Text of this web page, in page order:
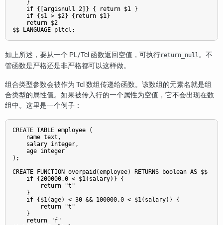
    }
    if {[argisnull 2]} { return $1 }
    if {$1 > $2} {return $1}
    return $2
如上所述，要从一个 PL/Tcl 函数返回空值，可执行return_null 。不
管函数是严格还是非严格都可以这样做。
组合类型参数会被作为 Tcl 数组传递给函数。该数组的元素名就是组
合类型的属性值。如果被传入行的一个属性为空值，它不会出现在数
组中。这里是一个例子：
CREATE TABLE employee (
    name text,
    salary integer,
    age integer
);
CREATE FUNCTION overpaid(employee) RETURNS boolean AS $$
    if {200000.0 < $1(salary)} {
        return "t"
    }
    if {$1(age) < 30 && 100000.0 < $1(salary)} {
        return "t"
    }
    return "f"